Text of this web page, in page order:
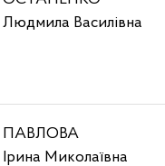
Людмила Василівна
ПАВЛОВА
Ірина Миколаївна